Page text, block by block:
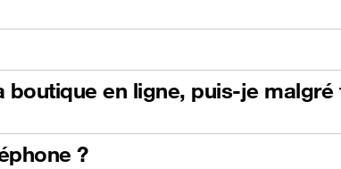
en ligne, puis-je
?